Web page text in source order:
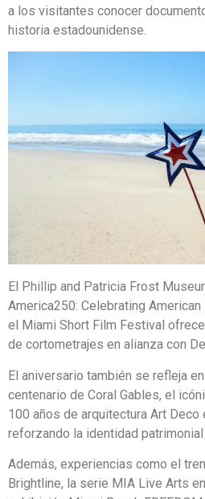
a los visitantes conocer
historia estadounidense.
El Phillip and Patricia Frost
America250: Celebrating
el Miami Short Film Festival
de cortometrajes en alianza con
El aniversario también se refleja
centenario de Coral Gables, el
100 años de arquitectura Art Deco
reforzando la identidad
Además, experiencias como el
Brightline, la serie MIA Live Arts